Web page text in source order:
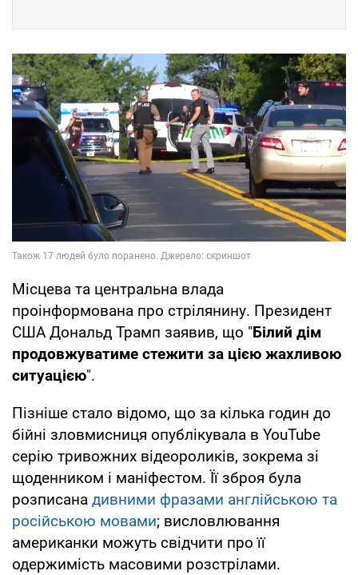
Місцева та центральна влада
проінформована про стрілянину. Президент
США Дональд Трамп заявив, що "Білий дім
продовжуватиме стежити за цією жахливою
ситуацією".
Пізніше стало відомо, що за кілька годин до
бійні зловмисниця опублікувала в YouTube
серію тривожних відеороликів, зокрема зі
щоденником і маніфестом. Її зброя була
розписана дивними фразами англійською та
російською мовами; висловлювання
американки можуть свідчити про її
одержимість масовими розстрілами.